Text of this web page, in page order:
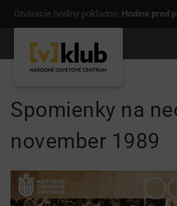
Otváracie hodiny pokladne: Hodina pred
Spomienky na
november 1989